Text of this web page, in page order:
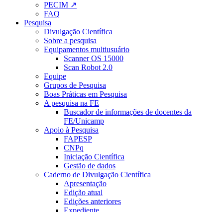
PECIM ↗
FAQ
Pesquisa
Divulgação Científica
Sobre a pesquisa
Equipamentos multiusuário
Scanner OS 15000
Scan Robot 2.0
Equipe
Grupos de Pesquisa
Boas Práticas em Pesquisa
A pesquisa na FE
Buscador de informações de docentes da
FE/Unicamp
Apoio à Pesquisa
FAPESP
CNPq
Iniciação Científica
Gestão de dados
Caderno de Divulgação Científica
Apresentação
Edição atual
Edições anteriores
Expediente